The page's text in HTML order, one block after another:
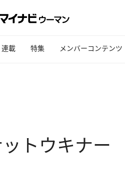
連載 特集 メンバーコンテンツ
トウキナー